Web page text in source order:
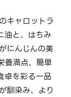
キャロットラ
油と、はちみ
にんじんの美
養満点、簡単
卓を彩る一品
馴染み、より